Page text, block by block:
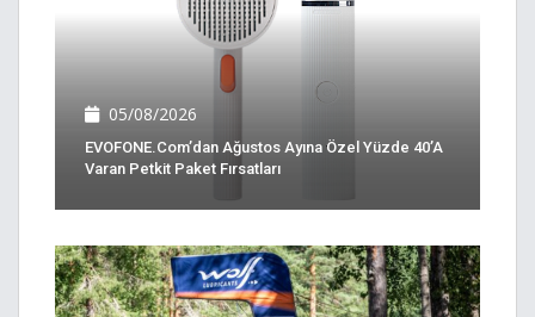
05/08/2026
EVOFONE.com’dan Ağustos Ayına Özel Yüzde 40’a
Varan Petkit Paket Fırsatları